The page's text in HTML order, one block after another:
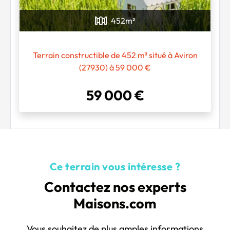
452m²
Terrain constructible de 452 m² situé à Aviron
(27930) à 59 000 €
59 000 €
Ce terrain vous intéresse ?
Contactez nos experts
Maisons.com